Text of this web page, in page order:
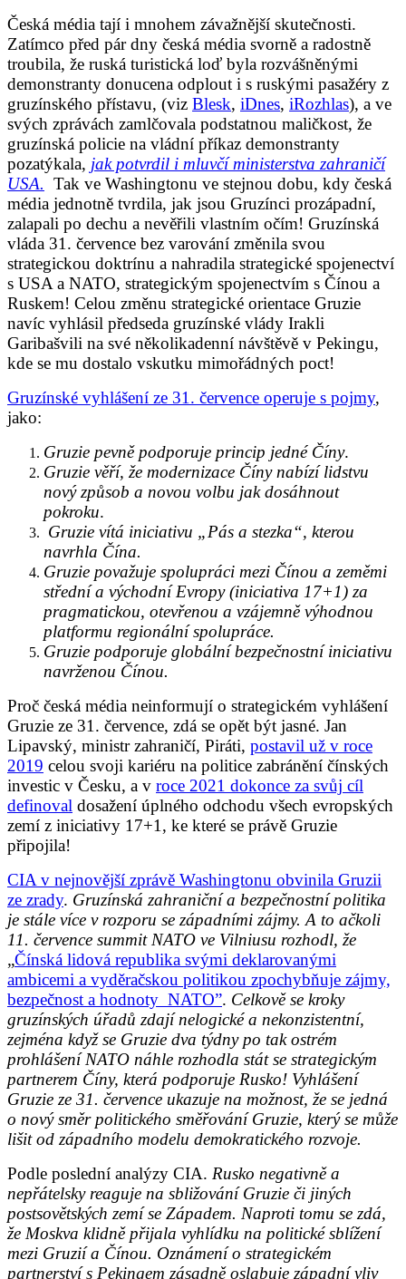
Česká média tají i mnohem závažnější skutečnosti.
Zatímco před pár dny česká média svorně a radostně
troubila, že ruská turistická loď byla rozvášněnými
demonstranty donucena odplout i s ruskými pasažéry z
gruzínského přístavu, (viz Blesk, iDnes, iRozhlas), a ve
svých zprávách zamlčovala podstatnou maličkost, že
gruzínská policie na vládní příkaz demonstranty
pozatýkala, jak potvrdil i mluvčí ministerstva zahraničí
USA. Tak ve Washingtonu ve stejnou dobu, kdy česká
média jednotně tvrdila, jak jsou Gruzínci prozápadní,
zalapali po dechu a nevěřili vlastním očím! Gruzínská
vláda 31. července bez varování změnila svou
strategickou doktrínu a nahradila strategické spojenectví
s USA a NATO, strategickým spojenectvím s Čínou a
Ruskem! Celou změnu strategické orientace Gruzie
navíc vyhlásil předseda gruzínské vlády Irakli
Garibašvili na své několikadenní návštěvě v Pekingu,
kde se mu dostalo vskutku mimořádných poct!
Gruzínské vyhlášení ze 31. července operuje s pojmy,
jako:
Gruzie pevně podporuje princip jedné Číny.
Gruzie věří, že modernizace Číny nabízí lidstvu
nový způsob a novou volbu jak dosáhnout
pokroku.
Gruzie vítá iniciativu „Pás a stezka“, kterou
navrhla Čína.
Gruzie považuje spolupráci mezi Čínou a zeměmi
střední a východní Evropy (iniciativa 17+1) za
pragmatickou, otevřenou a vzájemně výhodnou
platformu regionální spolupráce.
Gruzie podporuje globální bezpečnostní iniciativu
navrženou Čínou.
Proč česká média neinformují o strategickém vyhlášení
Gruzie ze 31. července, zdá se opět být jasné. Jan
Lipavský, ministr zahraničí, Piráti, postavil už v roce
2019 celou svoji kariéru na politice zabránění čínských
investic v Česku, a v roce 2021 dokonce za svůj cíl
definoval dosažení úplného odchodu všech evropských
zemí z iniciativy 17+1, ke které se právě Gruzie
připojila!
CIA v nejnovější zprávě Washingtonu obvinila Gruzii
ze zrady. Gruzínská zahraniční a bezpečnostní politika
je stále více v rozporu se západními zájmy. A to ačkoli
11. července summit NATO ve Vilniusu rozhodl, že
„Čínská lidová republika svými deklarovanými
ambicemi a vyděračskou politikou zpochybňuje zájmy,
bezpečnost a hodnoty NATO”. Celkově se kroky
gruzínských úřadů zdají nelogické a nekonzistentní,
zejména když se Gruzie dva týdny po tak ostrém
prohlášení NATO náhle rozhodla stát se strategickým
partnerem Číny, která podporuje Rusko! Vyhlášení
Gruzie ze 31. července ukazuje na možnost, že se jedná
o nový směr politického směřování Gruzie, který se může
lišit od západního modelu demokratického rozvoje.
Podle poslední analýzy CIA. Rusko negativně a
nepřátelsky reaguje na sbližování Gruzie či jiných
postsovětských zemí se Západem. Naproti tomu se zdá,
že Moskva klidně přijala vyhlídku na politické sblížení
mezi Gruzií a Čínou. Oznámení o strategickém
partnerství s Pekingem zásadně oslabuje západní vliv